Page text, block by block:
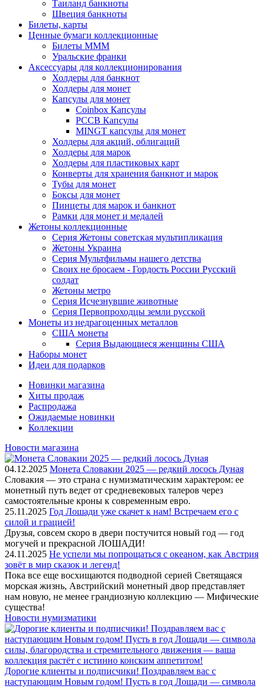
Таиланд банкноты
Швеция банкноты
Билеты, карты
Ценные бумаги коллекционные
Билеты МММ
Уральские франки
Аксессуары для коллекционирования
Холдеры для банкнот
Холдеры для монет
Капсулы для монет
Coinbox Капсулы
РССВ Капсулы
MINGT капсулы для монет
Холдеры для акций, облигаций
Холдеры для марок
Холдеры для пластиковых карт
Конверты для хранения банкнот и марок
Тубы для монет
Боксы для монет
Пинцеты для марок и банкнот
Рамки для монет и медалей
Жетоны коллекционные
Серия Жетоны советская мультипликация
Жетоны Украина
Серия Мультфильмы нашего детства
Своих не бросаем - Гордость России Русский
солдат
Жетоны метро
Серия Исчезнувшие животные
Серия Первопроходцы земли русской
Монеты из недрагоценных металлов
США монеты
Серия Выдающиеся женщины США
Наборы монет
Идеи для подарков
Новинки магазина
Хиты продаж
Распродажа
Ожидаемые новинки
Коллекции
Новости магазина
04.12.2025 Монета Словакии 2025 — редкий лосось Дуная
Словакия — это страна с нумизматическим характером: ее
монетный путь ведет от средневековых талеров через
самостоятельные кроны к современным евро.
25.11.2025 Год Лошади уже скачет к нам! Встречаем его с
силой и грацией!
Друзья, совсем скоро в двери постучится новый год — год
могучей и прекрасной ЛОШАДИ!
24.11.2025 Не успели мы попрощаться с океаном, как Австрия
зовёт в мир сказок и легенд!
Пока все еще восхищаются подводной серией Светящаяся
морская жизнь, Австрийский монетный двор представляет
нам новую, не менее грандиозную коллекцию — Мифические
существа!
Новости нумизматики
Дорогие клиенты и подписчики! Поздравляем вас с
наступающим Новым годом! Пусть в год Лошади — символа